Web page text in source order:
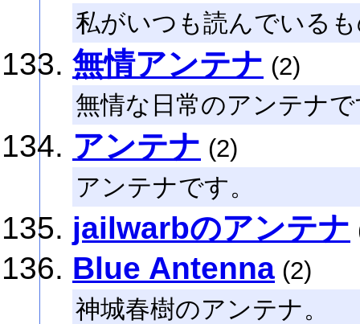
私がいつも読んでいる
無情アンテナ (2)
無情な日常のアンテナ
アンテナ (2)
アンテナです。
jailwarbのアンテナ
Blue Antenna (2)
神城春樹のアンテナ。